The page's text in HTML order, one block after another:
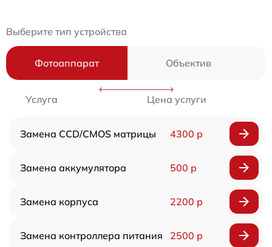
Выберите тип устройства
Фотоаппарат Объектив
Услуга Цена услуги
Замена CCD/CMOS матрицы 4300 р
Замена аккумулятора 500 р
Замена корпуса 2200 р
Замена контроллера питания 2500 р